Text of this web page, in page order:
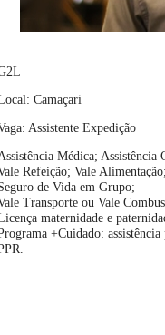
Camaçari
Assistente Expedição
Médica; Assistência
Refeição; Vale
de Vida em Grupo;
Transporte ou Vale
maternidade e
+Cuidado: